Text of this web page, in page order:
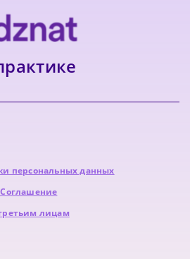
персональных данных
Соглашение
лицам